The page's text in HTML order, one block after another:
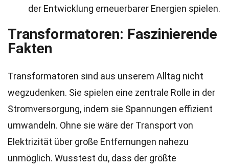
der Entwicklung erneuerbarer Energien spielen.
Transformatoren: Faszinierende
Fakten
Transformatoren sind aus unserem Alltag nicht
wegzudenken. Sie spielen eine zentrale Rolle in der
Stromversorgung, indem sie Spannungen effizient
umwandeln. Ohne sie wäre der Transport von
Elektrizität über große Entfernungen nahezu
unmöglich. Wusstest du, dass der größte